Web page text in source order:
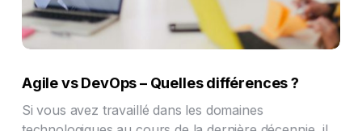
Agile vs DevOps – Quelles différences ?
Si vous avez travaillé dans les domaines